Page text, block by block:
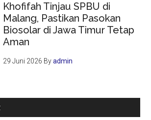
Khofifah Tinjau SPBU di
Malang, Pastikan Pasokan
Biosolar di Jawa Timur Tetap
Aman
29 Juni 2026 Byadmin